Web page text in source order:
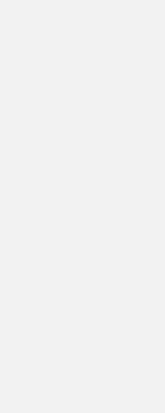
данные.
приложений и
отчетов об